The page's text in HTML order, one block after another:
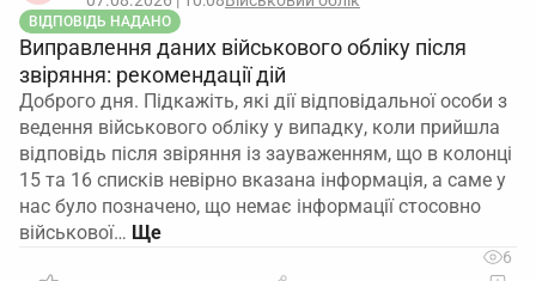
ВІДПОВІДЬ НАДАНО
Виправлення даних військового обліку після
звіряння: рекомендації дій
Доброго дня. Підкажіть, які дії відповідальної особи з
ведення військового обліку у випадку, коли прийшла
відповідь після звіряння із зауваженням, що в колонці
15 та 16 списків невірно вказана інформація, а саме у
нас було позначено, що немає інформації стосовно
військової…
6